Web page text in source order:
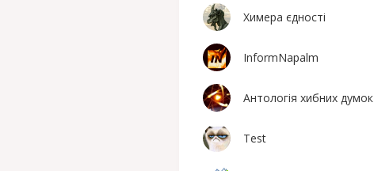
Химера єдності
InformNapalm
Антологія хибних думок
Test